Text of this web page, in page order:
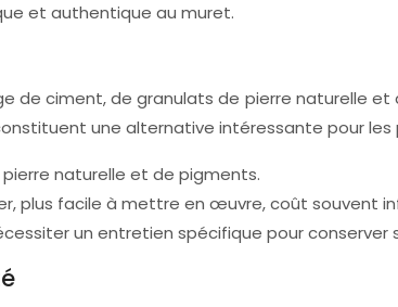
et authentique au muret.
de ciment, de granulats de pierre naturelle
une alternative intéressante pour
naturelle et de pigments.
plus facile à mettre en œuvre, coût souvent
un entretien spécifique pour conserver